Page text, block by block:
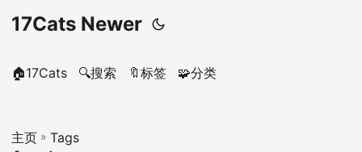
17Cats Newer
🏠17Cats 🔍搜索 🔖标签 🧩分类
主页 » Tags